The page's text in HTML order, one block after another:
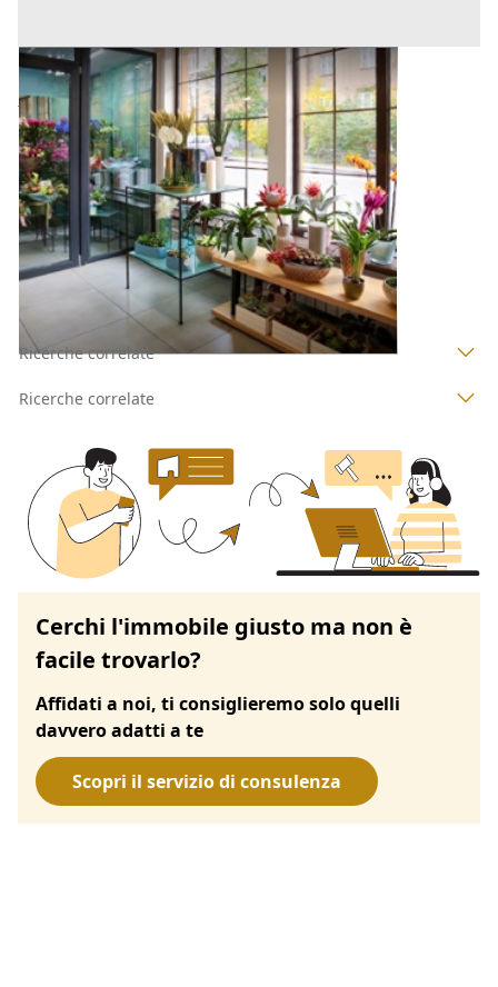
Negozi, Botteghe all'asta a Padova
Vigonza (Padova)
53.000 €
Codice asta:BN512795692
Asta chiusa
1 2
Ricerche correlate
Ricerche correlate
Cerchi l'immobile giusto ma non è
facile trovarlo?
Affidati a noi, ti consiglieremo solo quelli
davvero adatti a te
Scopri il servizio di consulenza